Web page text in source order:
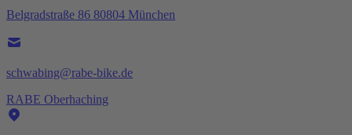
Belgradstraße 86 80804 München
schwabing@rabe-bike.de
RABE Oberhaching